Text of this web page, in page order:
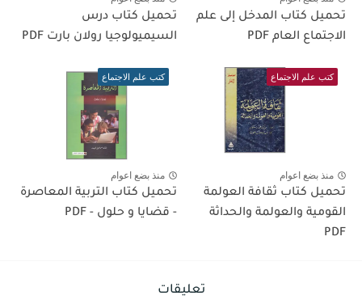
تحميل كتاب المدخل إلى علم
الاجتماع العام PDF
تحميل كتاب درس
السيميولوجيا رولان بارت PDF
كتب علم الاجتماع
منذ بضع اعوام
تحميل كتاب ثقافة العولمة
القومية والعولمة والحداثة
PDF
كتب علم الاجتماع
منذ بضع اعوام
تحميل كتاب التربية المعاصرة
- قضايا و حلول - PDF
تعليقات